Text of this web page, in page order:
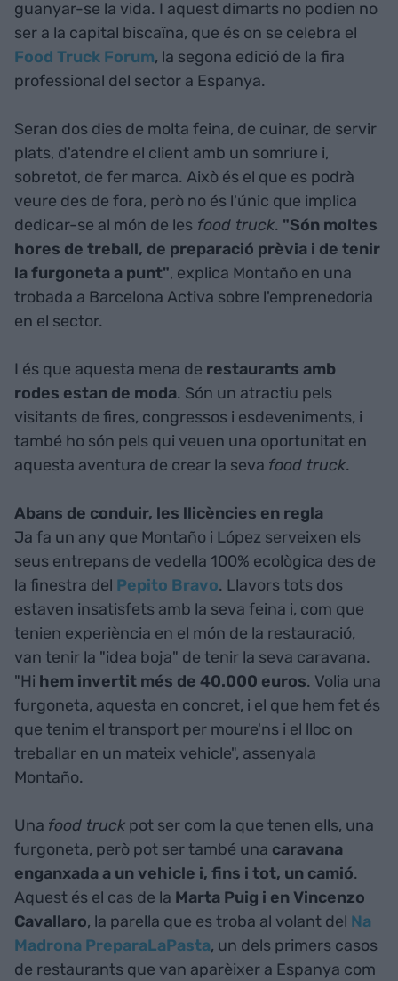
guanyar-se la vida. I aquest dimarts no podien no
ser a la capital biscaïna, que és on se celebra el
Food Truck Forum, la segona edició de la fira
professional del sector a Espanya.
Seran dos dies de molta feina, de cuinar, de servir
plats, d'atendre el client amb un somriure i,
sobretot, de fer marca. Això és el que es podrà
veure des de fora, però no és l'únic que implica
dedicar-se al món de les food truck. "Són moltes
hores de treball, de preparació prèvia i de tenir
la furgoneta a punt", explica Montaño en una
trobada a Barcelona Activa sobre l'emprenedoria
en el sector.
I és que aquesta mena de restaurants amb
rodes estan de moda. Són un atractiu pels
visitants de fires, congressos i esdeveniments, i
també ho són pels qui veuen una oportunitat en
aquesta aventura de crear la seva food truck.
Abans de conduir, les llicències en regla
Ja fa un any que Montaño i López serveixen els
seus entrepans de vedella 100% ecològica des de
la finestra del Pepito Bravo. Llavors tots dos
estaven insatisfets amb la seva feina i, com que
tenien experiència en el món de la restauració,
van tenir la "idea boja" de tenir la seva caravana.
"Hi hem invertit més de 40.000 euros. Volia una
furgoneta, aquesta en concret, i el que hem fet és
que tenim el transport per moure'ns i el lloc on
treballar en un mateix vehicle", assenyala
Montaño.
Una food truck pot ser com la que tenen ells, una
furgoneta, però pot ser també una caravana
enganxada a un vehicle i, fins i tot, un camió.
Aquest és el cas de la Marta Puig i en Vincenzo
Cavallaro, la parella que es troba al volant del Na
Madrona PreparaLaPasta, un dels primers casos
de restaurants que van aparèixer a Espanya com